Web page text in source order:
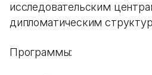
исследовательским
дипломатическим
Программы: